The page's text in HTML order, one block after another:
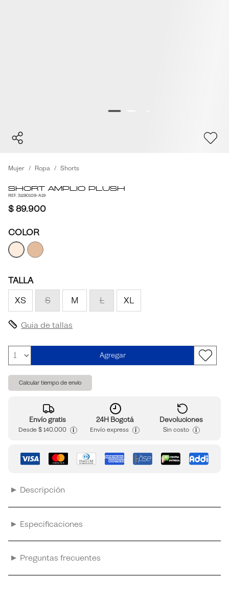
Mujer Ropa Shorts
Short Amplio Plush
REF. 31190109-A19
$ 89.900
COLOR
TALLA
XS
S M L XL
Guia de tallas
Agregar
Calcular tiempo de envío
Envío gratis
Desde$ 140.000 i
24H Bogotá
Envío express i
Devoluciones
Sin costo i
Descripción
Especificaciones
Preguntas frecuentes